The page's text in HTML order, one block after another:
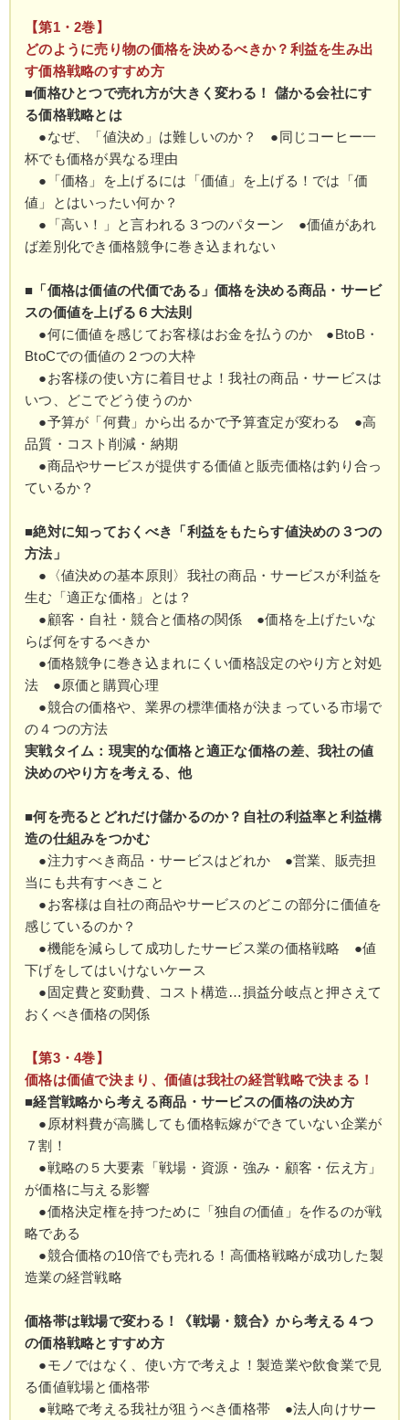
【第1・2巻】
どのように売り物の価格を決めるべきか？利益を生み出
す価格戦略のすすめ方
■価格ひとつで売れ方が大きく変わる！ 儲かる会社にす
る価格戦略とは
●なぜ、「値決め」は難しいのか？ ●同じコーヒー一
杯でも価格が異なる理由
●「価格」を上げるには「価値」を上げる！では「価
値」とはいったい何か？
●「高い！」と言われる３つのパターン ●価値があれ
ば差別化でき価格競争に巻き込まれない
■「価格は価値の代価である」価格を決める商品・サービ
スの価値を上げる６大法則
●何に価値を感じてお客様はお金を払うのか ●BtoB・
BtoCでの価値の２つの大枠
●お客様の使い方に着目せよ！我社の商品・サービスは
いつ、どこでどう使うのか
●予算が「何費」から出るかで予算査定が変わる ●高
品質・コスト削減・納期
●商品やサービスが提供する価値と販売価格は釣り合っ
ているか？
■絶対に知っておくべき「利益をもたらす値決めの３つの
方法」
●〈値決めの基本原則〉我社の商品・サービスが利益を
生む「適正な価格」とは？
●顧客・自社・競合と価格の関係 ●価格を上げたいな
らば何をするべきか
●価格競争に巻き込まれにくい価格設定のやり方と対処
法 ●原価と購買心理
●競合の価格や、業界の標準価格が決まっている市場で
の４つの方法
実戦タイム：現実的な価格と適正な価格の差、我社の値
決めのやり方を考える、他
■何を売るとどれだけ儲かるのか？自社の利益率と利益構
造の仕組みをつかむ
●注力すべき商品・サービスはどれか ●営業、販売担
当にも共有すべきこと
●お客様は自社の商品やサービスのどこの部分に価値を
感じているのか？
●機能を減らして成功したサービス業の価格戦略 ●値
下げをしてはいけないケース
●固定費と変動費、コスト構造…損益分岐点と押さえて
おくべき価格の関係
【第3・4巻】
価格は価値で決まり、価値は我社の経営戦略で決まる！
■経営戦略から考える商品・サービスの価格の決め方
●原材料費が高騰しても価格転嫁ができていない企業が
７割！
●戦略の５大要素「戦場・資源・強み・顧客・伝え方」
が価格に与える影響
●価格決定権を持つために「独自の価値」を作るのが戦
略である
●競合価格の10倍でも売れる！高価格戦略が成功した製
造業の経営戦略
価格帯は戦場で変わる！《戦場・競合》から考える４つ
の価格戦略とすすめ方
●モノではなく、使い方で考えよ！製造業や飲食業で見
る価値戦場と価格帯
●戦略で考える我社が狙うべき価格帯 ●法人向けサー